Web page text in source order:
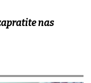
nas